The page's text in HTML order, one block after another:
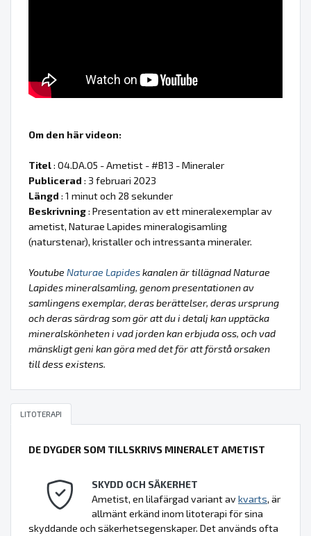
Om den här videon:
Titel: 04.DA.05 - Ametist - #B13 - Mineraler
Publicerad : 3 februari 2023
Längd : 1 minut och 28 sekunder
Beskrivning: Presentation av ett mineralexemplar av
ametist, Naturae Lapides mineralogisamling
(naturstenar), kristaller och intressanta mineraler.
Youtube Naturae Lapideskanalen är tillägnad Naturae
Lapides mineralsamling, genom presentationen av
samlingens exemplar, deras berättelser, deras ursprung
och deras särdrag som gör att du i detalj kan upptäcka
mineralskönheten i vad jorden kan erbjuda oss, och vad
mänskligt geni kan göra med det för att förstå orsaken
till dess existens.
LITOTERAPI
DE DYGDER SOM TILLSKRIVS MINERALET AMETIST
SKYDD OCH SÄKERHET
Ametist, en lilafärgad variant avkvarts, är
allmänt erkänd inom litoterapi för sina
skyddande och säkerhetsegenskaper. Det används ofta